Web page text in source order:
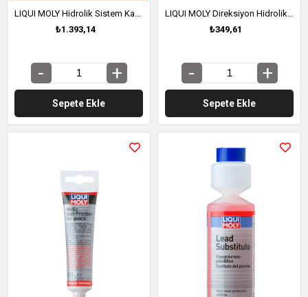
LIQUI MOLY Hidrolik Sistem Katkısı 1 Litre (5116)
₺1.393,14
Sepete Ekle
LIQUI MOLY Direksiyon Hidrolik Sistemi Sızıntı Önleyici 35 ml (1099)
₺349,61
Sepete Ekle